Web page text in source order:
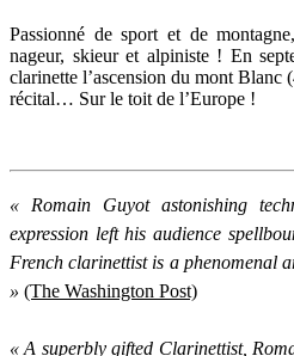
Passionné de sport et de
nageur, skieur et alpiniste ! En
clarinette l’ascension du mont Blanc
récital… Sur le toit de l’Europe !
« Romain Guyot astonishing
expression left his audience
French clarinettist is a phenomenal
» (The Washington Post)
« A superbly gifted Clarinettist,